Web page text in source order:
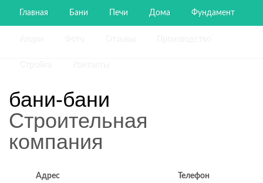
Главная Бани Печи Дома Фундамент
бани-бани
Строительная
компания
Адрес
Телефон